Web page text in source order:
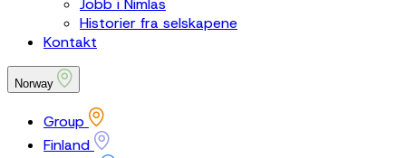
Jobb i Nimlas
Historier fra selskapene
Kontakt
Norway
Group
Finland